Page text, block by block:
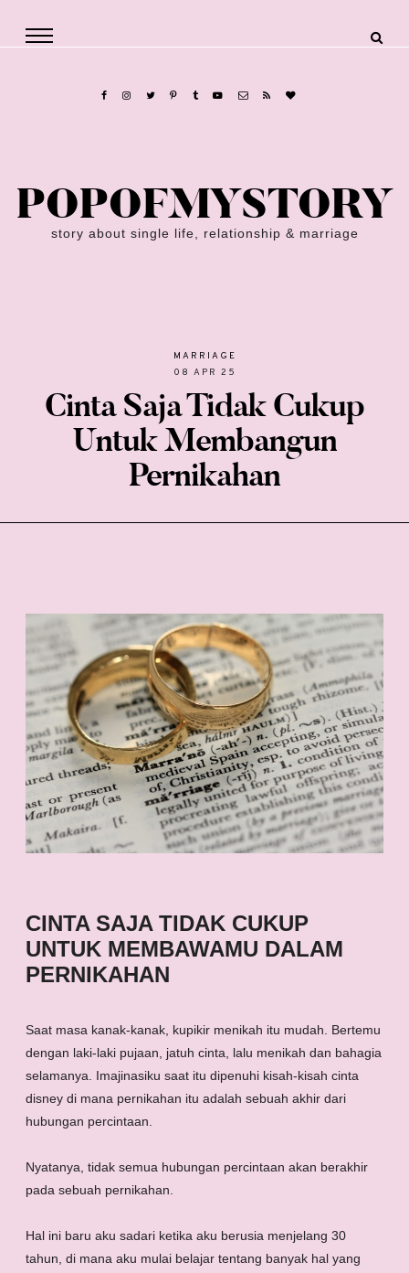
POPOFMYSTORY
story about single life, relationship & marriage
MARRIAGE
08 APR 25
Cinta Saja Tidak Cukup
Untuk Membangun
Pernikahan
CINTA SAJA TIDAK CUKUP
UNTUK MEMBAWAMU DALAM
PERNIKAHAN
Saat masa kanak-kanak, kupikir menikah itu mudah. Bertemu
dengan laki-laki pujaan, jatuh cinta, lalu menikah dan bahagia
selamanya. Imajinasiku saat itu dipenuhi kisah-kisah cinta
disney di mana pernikahan itu adalah sebuah akhir dari
hubungan percintaan.
Nyatanya, tidak semua hubungan percintaan akan berakhir
pada sebuah pernikahan.
Hal ini baru aku sadari ketika aku berusia menjelang 30
tahun, di mana aku mulai belajar tentang banyak hal yang